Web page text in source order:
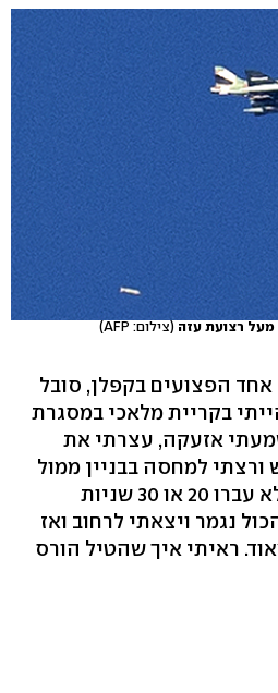
מעל רצועת עזה(צילום: AFP)
הפצועים בקפלן, סובל
בקריית מלאכי במסגרת
אזעקה, עצרתי את
למחסה בבניין ממול
שהיה בתהליכי בנייה. לא עברו 20 או 30 שניות
נגמר ויצאתי לרחוב ואז
ראיתי איך שהטיל הורס